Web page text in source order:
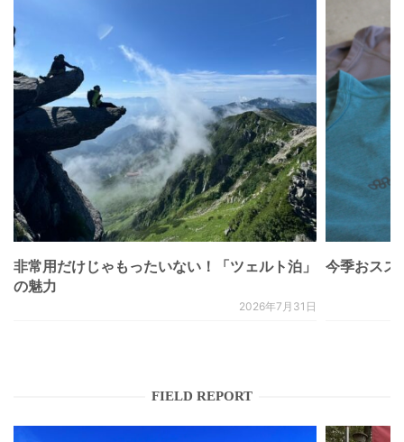
非常用だけじゃもったいない！「ツェルト泊」
の魅力
2026年7月31日
今季おスス
FIELD REPORT